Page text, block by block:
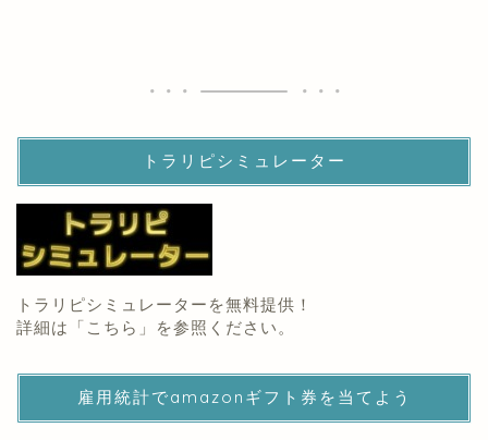
トラリピシミュレーター
トラリピシミュレーターを無料提供！
詳細は「 こちら 」を参照ください。
雇用統計でamazonギフト券を当てよう